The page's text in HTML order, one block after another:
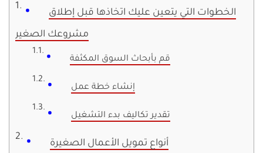
الخطوات التي يتعين عليك اتخاذها قبل إطلاق
مشروعك الصغير
قم بأبحاث السوق المكثفة
إنشاء خطة عمل
تقدير تكاليف بدء التشغيل
أنواع تمويل الأعمال الصغيرة